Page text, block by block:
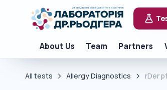
About Us Team Partners
All tests Allergy Diagnostics rDer